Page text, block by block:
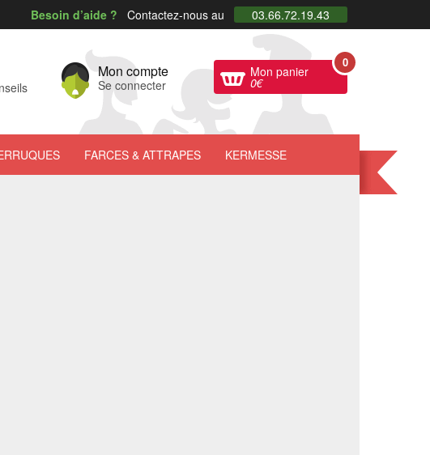
Besoin d’aide ? Contactez-nous au 03.66.72.19.43
Mon compte
Se connecter
Mon panier
0€
0
FARCES & ATTRAPES KERMESSE